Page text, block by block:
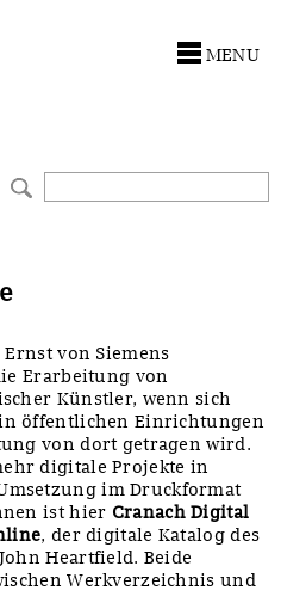
MENU
von Siemens
Erarbeitung von
Künstler, wenn sich
öffentlichen Einrichtungen
von dort getragen wird.
digitale Projekte in
im Druckformat
ist hier Cranach Digital
, der digitale Katalog des
Heartfield. Beide
Werkverzeichnis und